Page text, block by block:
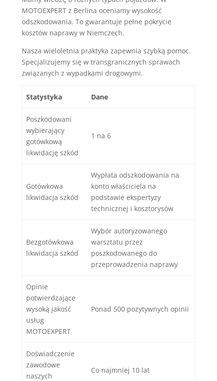
MOTOEXPERT z Berlina oceniamy wysokość
odszkodowania. To gwarantuje pełne pokrycie
kosztów naprawy w Niemczech.
Nasza wieloletnia praktyka zapewnia szybką pomoc.
Specjalizujemy się w transgranicznych sprawach
związanych z wypadkami drogowymi.
Statystyka Dane
Poszkodowani
wybierający
gotówkową
likwidację szkód
1 na 6
Gotówkowa
likwidacja szkód
Wypłata odszkodowania na
konto właściciela na
podstawie ekspertyzy
technicznej i kosztorysów
Bezgotówkowa
likwidacja szkód
Wybór autoryzowanego
warsztatu przez
poszkodowanego do
przeprowadzenia naprawy
Opinie
potwierdzające
wysoką jakość
usług
MOTOEXPERT
Ponad 500 pozytywnych opinii
Doświadczenie
zawodowe
naszych
Co najmniej 10 lat